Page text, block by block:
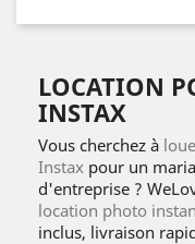
LOCATION
INSTAX
Vous cherchez à
Instax pour un
d'entreprise ?
location photo
inclus, livraison